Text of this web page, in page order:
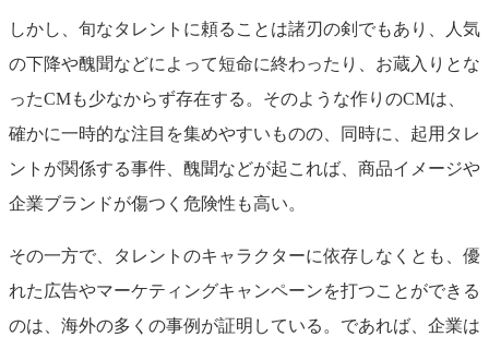
しかし、旬なタレントに頼ることは諸刃の剣でもあり、人気
の下降や醜聞などによって短命に終わったり、お蔵入りとな
ったCMも少なからず存在する。そのような作りのCMは、
確かに一時的な注目を集めやすいものの、同時に、起用タレ
ントが関係する事件、醜聞などが起これば、商品イメージや
企業ブランドが傷つく危険性も高い。
その一方で、タレントのキャラクターに依存しなくとも、優
れた広告やマーケティングキャンペーンを打つことができる
のは、海外の多くの事例が証明している。であれば、企業は